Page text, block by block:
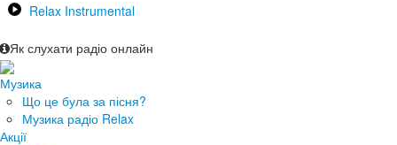
Relax Instrumental
Як слухати радіо онлайн
Музика
Що це була за пісня?
Музика радіо Relax
Акції